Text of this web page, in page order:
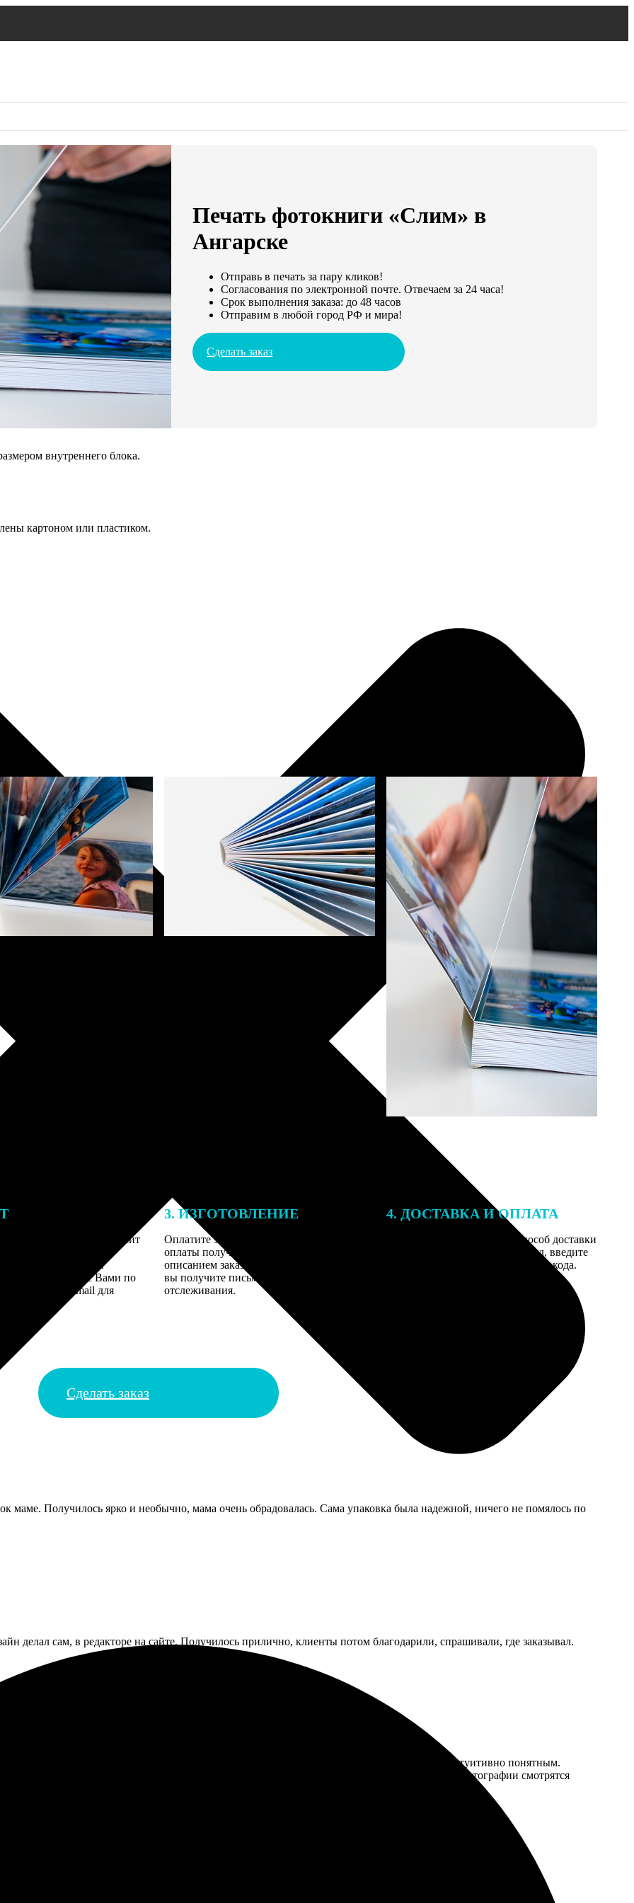
Печать фотокниги «Слим» в
Ангарске
Отправь в печать за пару кликов!
Согласования по электронной почте. Отвечаем за 24 часа!
Срок выполнения заказа: до 48 часов
Отправим в любой город РФ и мира!
Сделать заказ
внутреннего блока.
картоном или пластиком.
ФотоКниги зависит
заказа к печати наши
могут связаться с Вами по
телефону или email для
3. ИЗГОТОВЛЕНИЕ
Оплатите заказ банковской картой. После
оплаты получите подтверждение на email с
описанием заказа. Когда отправим заказ
вы получите письмо с трек-номером для
отслеживания.
4. ДОСТАВКА И ОПЛАТА
Введите адрес и выберите способ доставки
заказа. Если у вас есть промокод, введите
его в специальное поле для промокода.
Сделать заказ
маме. Получилось ярко и необычно, мама очень обрадовалась. Сама упаковка была надежной, ничего не помялось по
делал сам, в редакторе на сайте. Получилось прилично, клиенты потом благодарили, спрашивали, где заказывал.
такую замечательную фотокнигу. Выбор оформления был непростым, но сайт оказался интуитивно понятным.
дней, прежде чем я получила свою книгу. Качество печати поразило, цвета яркие, фотографии смотрятся
в целости. Сервис на высшем уровне. Рекомендую всем!